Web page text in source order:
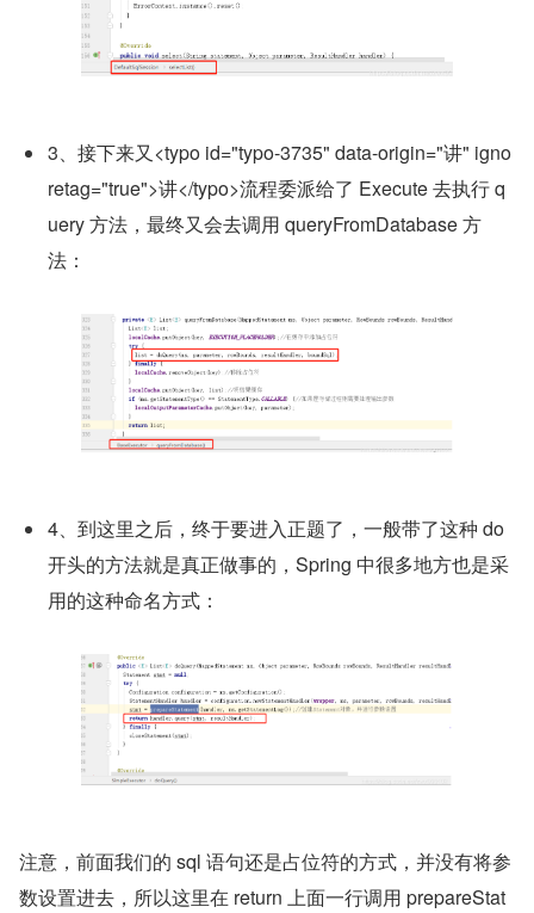
3、接下来又<typo id="typo-3735" data-origin="讲" igno
retag="true">讲</typo>流程委派给了 Execute 去执行 q
uery 方法，最终又会去调用 queryFromDatabase 方
法：
4、到这里之后，终于要进入正题了，一般带了这种 do
开头的方法就是真正做事的，Spring 中很多地方也是采
用的这种命名方式：
注意，前面我们的 sql 语句还是占位符的方式，并没有将参
数设置进去，所以这里在 return 上面一行调用 prepareStat